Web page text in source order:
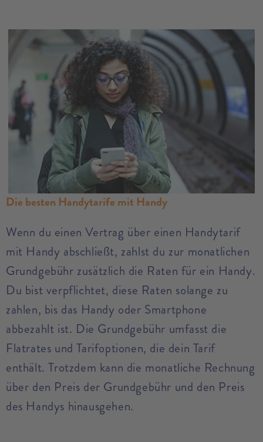
Die besten Handytarife mit Handy
Wenn du einen Vertrag über einen Handytarif
mit Handy abschließt, zahlst du zur monatlichen
Grundgebühr zusätzlich die Raten für ein Handy.
Du bist verpflichtet, diese Raten solange zu
zahlen, bis das Handy oder Smartphone
abbezahlt ist. Die Grundgebühr umfasst die
Flatrates und Tarifoptionen, die dein Tarif
enthält. Trotzdem kann die monatliche Rechnung
über den Preis der Grundgebühr und den Preis
des Handys hinausgehen.